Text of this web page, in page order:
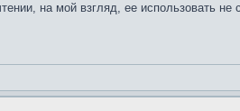
на мой взгляд, ее использовать